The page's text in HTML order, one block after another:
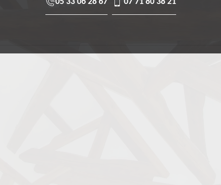
05 33 06 28 67 07 71 80 38 21